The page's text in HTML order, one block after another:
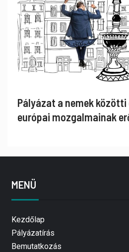
Pályázat a nemek közötti
európai mozgalmainak
MENÜ
Kezdőlap
Pályázatírás
Bemutatkozás